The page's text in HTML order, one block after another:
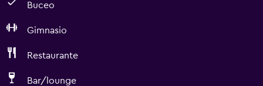
Buceo
Gimnasio
Restaurante
Bar/lounge